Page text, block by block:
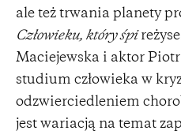
ale też trwania planety
Człowieku, który śpi
Maciejewska i aktor
studium człowieka w
odzwierciedleniem
jest wariacją na temat